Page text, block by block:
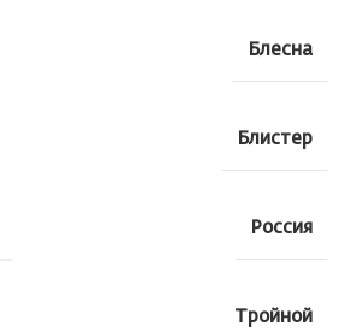
Блесна
Блистер
Россия
Тройной